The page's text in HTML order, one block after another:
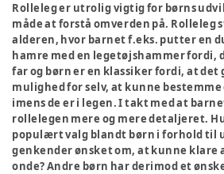
Rolleleg er utrolig vigtig for børns
måde at forstå omverden på. Rolleleg
alderen, hvor barnet f.eks. putter en
hamre med en legetøjshammer fordi,
far og børn er en klassiker fordi, at
mulighed for selv, at kunne
imens de er i legen. I takt med at
rollelegen mere og mere detaljeret.
populært valg blandt børn i forhold til
genkender ønsket om, at kunne klare
onde? Andre børn har derimod et